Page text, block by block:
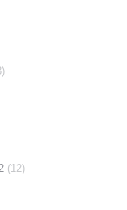
(12)